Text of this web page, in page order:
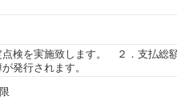
点検を実施致します。 ２．支払総
発行されます。